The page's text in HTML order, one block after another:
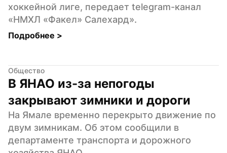
хоккейной лиге, передает telegram-канал
«НМХЛ «Факел» Салехард».
Подробнее >
Общество
В ЯНАО из-за непогоды
закрывают зимники и дороги
На Ямале временно перекрыто движение по
двум зимникам. Об этом сообщили в
департаменте транспорта и дорожного